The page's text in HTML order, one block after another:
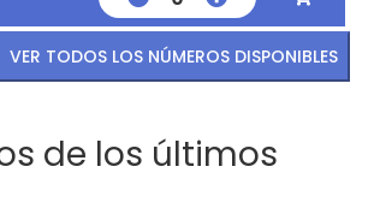
VER TODOS LOS NÚMEROS DISPONIBLES
de los últimos